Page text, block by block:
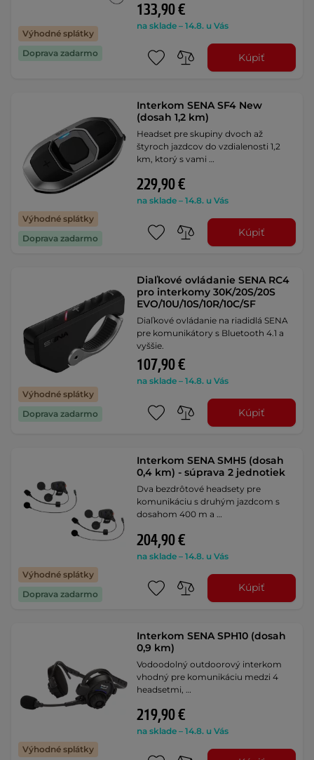
Výhodné splátky
Doprava zadarmo
133,90 €
na sklade – 14.8. u Vás
Kúpiť
Výhodné splátky
Doprava zadarmo
Interkom SENA SF4 New
(dosah 1,2 km)
Headset pre skupiny dvoch až
štyroch jazdcov do vzdialenosti 1,2
km, ktorý s vami …
229,90 €
na sklade – 14.8. u Vás
Kúpiť
Výhodné splátky
Doprava zadarmo
Diaľkové ovládanie SENA RC4
pro interkomy 30K/20S/20S
EVO/10U/10S/10R/10C/SF
Diaľkové ovládanie na riadidlá SENA
pre komunikátory s Bluetooth 4.1 a
vyššie.
107,90 €
na sklade – 14.8. u Vás
Kúpiť
Výhodné splátky
Doprava zadarmo
Interkom SENA SMH5 (dosah
0,4 km) - súprava 2 jednotiek
Dva bezdrôtové headsety pre
komunikáciu s druhým jazdcom s
dosahom 400 m a …
204,90 €
na sklade – 14.8. u Vás
Kúpiť
Výhodné splátky
Interkom SENA SPH10 (dosah
0,9 km)
Vodoodolný outdoorový interkom
vhodný pre komunikáciu medzi 4
headsetmi, …
219,90 €
na sklade – 14.8. u Vás